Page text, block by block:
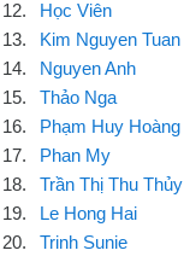
12.
Học Viên
13.
Kim Nguyen Tuan
14.
Nguyen Anh
15.
Thảo Nga
16.
Phạm Huy Hoàng
17.
Phan My
18.
Trần Thị Thu Thủy
19.
Le Hong Hai
20.
Trinh Sunie